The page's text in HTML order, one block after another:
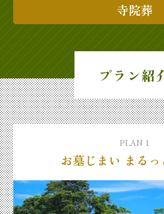
寺院葬
プラン紹
PLAN 1
お墓じまい まる